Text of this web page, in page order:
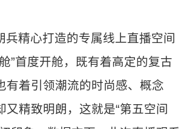
兵精心打造的专属线上直播空间
”首度开舱，既有着高定的复古
有着引领潮流的时尚感、概念
又精致明朗，这就是“第五空间